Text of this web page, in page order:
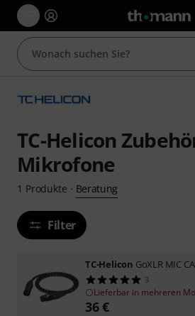
TC-Helicon
Mikrofone
1 Produkte · Beratung
Filter
TC-Helicon GoXLR MIC
3
Lieferbar in mehreren
36€